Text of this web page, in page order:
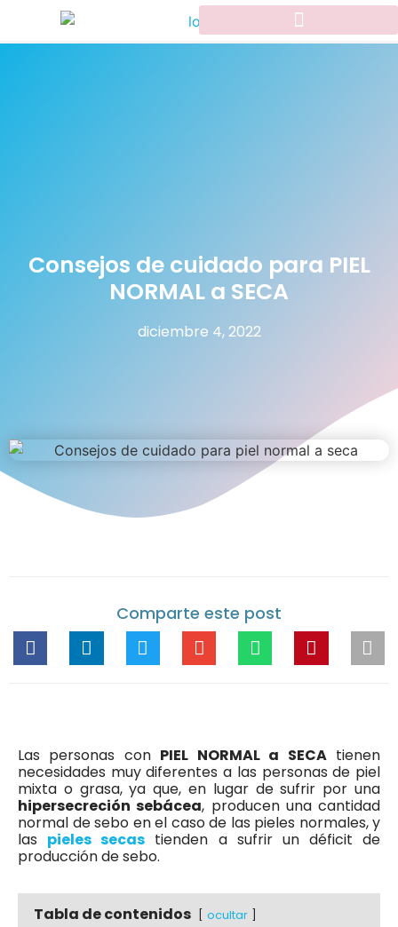
Consejos de cuidado para PIEL
NORMAL a SECA
diciembre 4, 2022
Comparte este post
Las personas con PIEL NORMAL a SECAtienen
necesidades muy diferentes a las personas de piel
mixta o grasa, ya que, en lugar de sufrir por una
hipersecreción sebácea, producen una cantidad
normal de sebo en el caso de las pieles normales, y
las pieles secas tienden a sufrir un déficit de
producción de sebo.
Tabla de contenidos ocultar